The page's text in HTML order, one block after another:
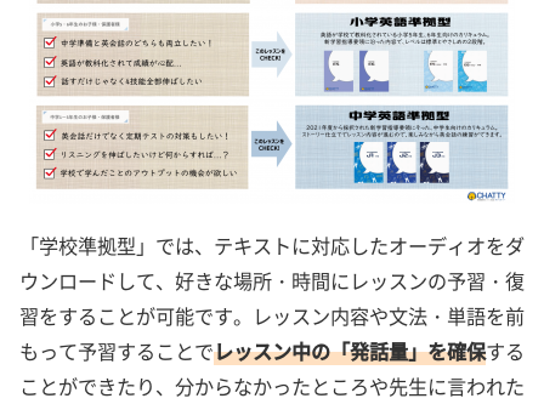
「学校準拠型」では、テキストに対応したオーディオをダ
ウンロードして、好きな場所・時間にレッスンの予習・復
習をすることが可能です。レッスン内容や文法・単語を前
もって予習することでレッスン中の「発話量」を確保する
ことができたり、分からなかったところや先生に言われた